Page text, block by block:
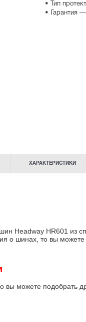
• Тип
• Гарантия
ХАРАКТЕРИСТИКИ
Headway HR601 из
о шинах , то вы
вы можете подобрать